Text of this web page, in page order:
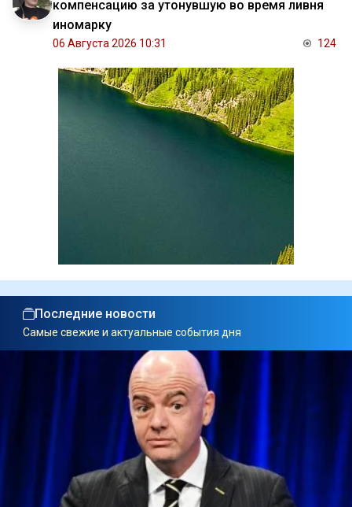
компенсацию за утонувшую во время ливня
иномарку
06 Августа 2026 10:31 124
Последние новости
Самые свежие и актуальные события дня